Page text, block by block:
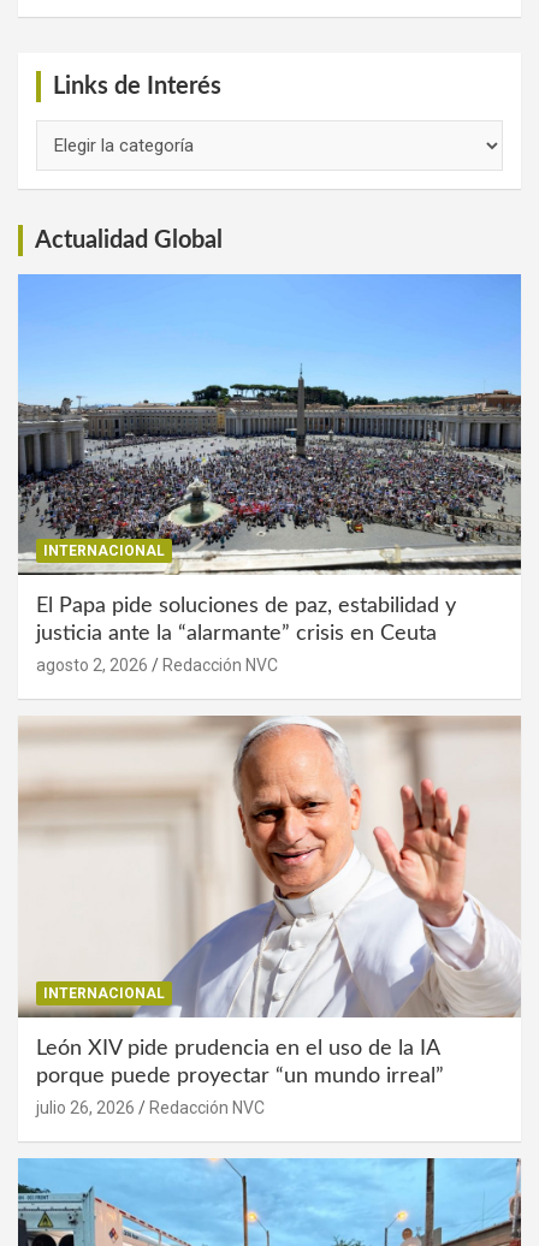
Links de Interés
Actualidad Global
INTERNACIONAL
El Papa pide soluciones de paz, estabilidad y
justicia ante la “alarmante” crisis en Ceuta
agosto 2, 2026 Redacción NVC
INTERNACIONAL
León XIV pide prudencia en el uso de la IA
porque puede proyectar “un mundo irreal”
julio 26, 2026 Redacción NVC